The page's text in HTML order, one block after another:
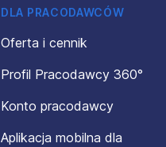
DLA PRACODAWCÓW
Oferta i cennik
Profil Pracodawcy 360°
Konto pracodawcy
Aplikacja mobilna dla